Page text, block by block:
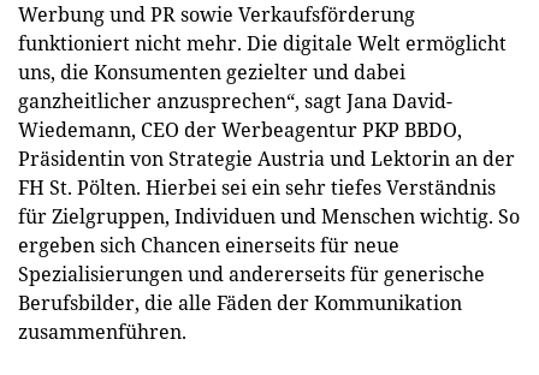
Werbung und PR sowie Verkaufsförderung
funktioniert nicht mehr. Die digitale Welt ermöglicht
uns, die Konsumenten gezielter und dabei
ganzheitlicher anzusprechen“, sagt Jana David-
Wiedemann, CEO der Werbeagentur PKP BBDO,
Präsidentin von Strategie Austria und Lektorin an der
FH St. Pölten. Hierbei sei ein sehr tiefes Verständnis
für Zielgruppen, Individuen und Menschen wichtig. So
ergeben sich Chancen einerseits für neue
Spezialisierungen und andererseits für generische
Berufsbilder, die alle Fäden der Kommunikation
zusammenführen.